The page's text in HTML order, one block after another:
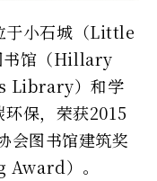
小石城（Little
书馆（Hillary
Library）和学
保，荣获2015
会图书馆建筑奖
）。